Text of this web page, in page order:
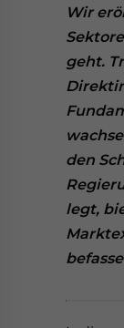
Wir
geht.
den
legt,